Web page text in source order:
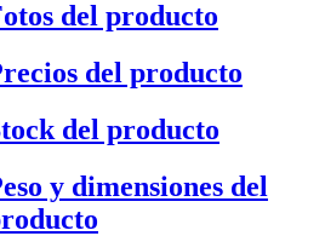
del producto
del producto
del producto
y dimensiones del